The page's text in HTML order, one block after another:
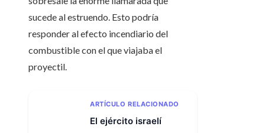
sucede al estruendo. Esto podría
responder al efecto incendiario del
combustible con el que viajaba el
proyectil.
ARTÍCULO RELACIONADO
El ejército israelí